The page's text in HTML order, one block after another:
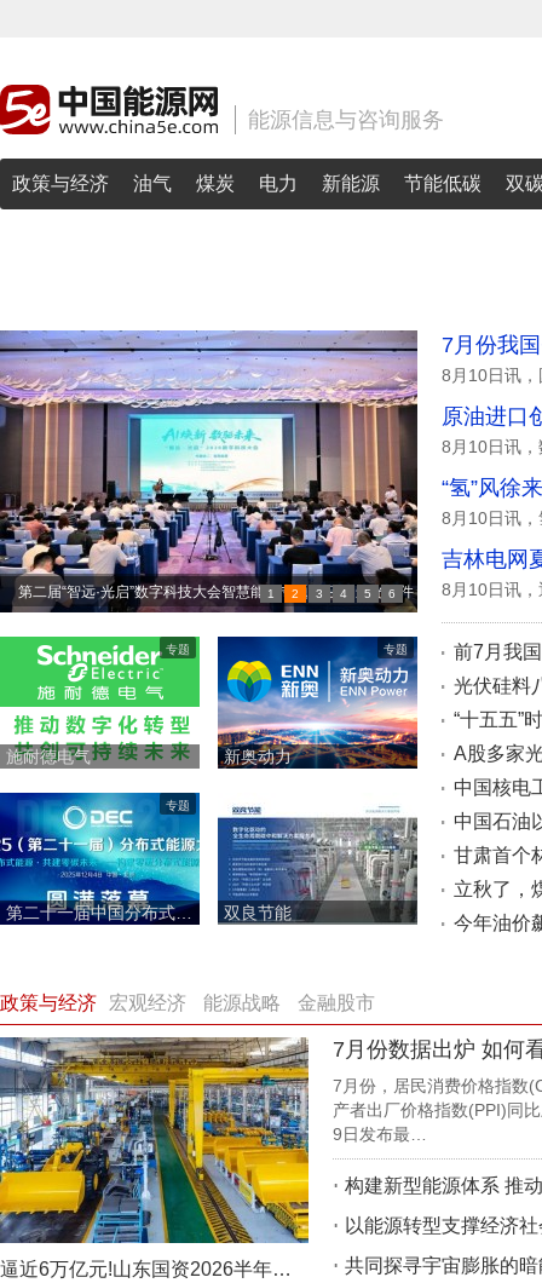
能源信息与咨询服务
政策与经济 油气 煤炭 电力 新能源 节能低碳 双
第二届“智远·光启”数字科技大会智慧能源专题会召开 远光软件
第二届“智远·光启”数字科技大会在珠海举行 聚焦“人工智能+”与
实体经济深度融合
清华大学携手山东章鼓校地合作，共启工矿装备具身智能新时
代
ESIE2026 圆满落幕：瑞浦兰钧以技术创新与全球布局紧随储
能产业发展趋势
南网能源院在京承办2026中国企业改革与发展研究会年会企业
管理平行会议
1 2 3 4 5 6
施耐德电气
专题
新奥动力
专题
第二十一届中国分布式能源国际论坛圆满落幕 (分布式能源) (分布式能源)
专题
双良节能
7月份我
8月10日讯
原油进口
8月10日讯
“氢”风徐
8月10日讯
吉林电网
8月10日讯
前7月我
光伏硅料
“十五五”
A股多家
中国核电
中国石油
甘肃首个
立秋了，
今年油价
政策与经济 宏观经济 能源战略 金融股市
逼近6万亿元!山东国资2026半年报透露哪些信号?
7月份数据出炉 如何
7月份，居民消费价格指数
产者出厂价格指数(PPI)同
9日发布最…
共同探寻宇宙膨胀的